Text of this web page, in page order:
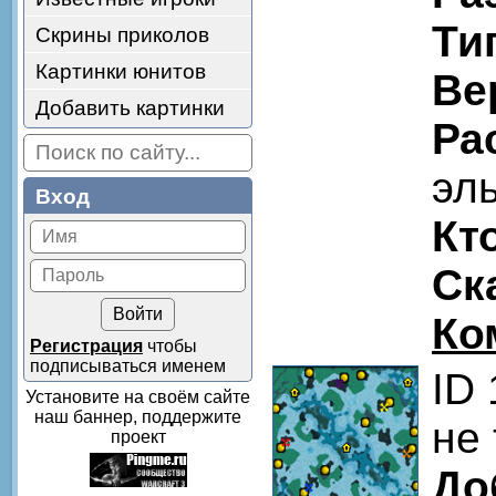
Скрины приколов
Картинки юнитов
Добавить картинки
Вход
Регистрация чтобы
подписываться именем
Установите на своём сайте
наш баннер, поддержите
проект
ID
не